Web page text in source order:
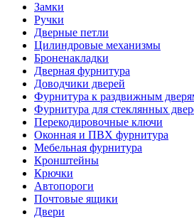
Замки
Ручки
Дверные петли
Цилиндровые механизмы
Броненакладки
Дверная фурнитура
Доводчики дверей
Фурнитура к раздвижным
Фурнитура для стеклянных
Перекодировочные ключи
Оконная и ПВХ фурнитура
Мебельная фурнитура
Кронштейны
Крючки
Автопороги
Почтовые ящики
Двери